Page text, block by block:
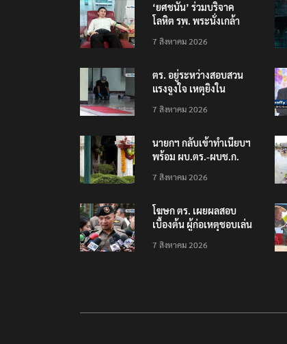
‘ยศชนัน’ ร่วมบริจาค
โลหิต รพ. พระนั่งเกล้า
เทพศิรินทร์ นนทบุรี
7 สิงหาคม 2026
ตร. อยู่ระหว่างสอบสวน
แรงจูงใจ เหตุยิงใน
นนทบุรี พบเด็กก่อเหตุ
7 สิงหาคม 2026
นายกฯ กลับเข้าทำเนียบฯ
พร้อม ผบ.ตร.-ผบช.ก.
ปืนเถื่อน
7 สิงหาคม 2026
โฆษก ตร. เผยผลสอบ
เบื้องต้น ผู้ก่อเหตุชอบเล่น
เหตุรุนแรงก่อนลงมือ
7 สิงหาคม 2026